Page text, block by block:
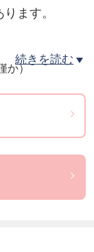
ます。
･☆ﾟ･*:.｡. .｡.:
続きを読む
か）